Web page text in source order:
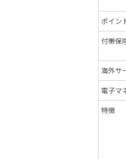
ポイン
付帯保
海外サ
電子マ
特徴